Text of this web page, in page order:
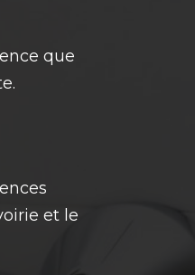
que
et le